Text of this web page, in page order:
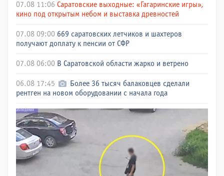
07.08 11:06 Саратовские выходные: «Гагаринские игры»,
кино под открытым небом и выставка древностей
07.08 09:00 669 саратовских летчиков и шахтеров
получают доплату к пенсии от СФР
07.08 06:00 В Саратовской области жарко и ветрено
06.08 17:45
Более 36 тысяч балаковцев сделали
рентген на новом оборудовании с начала года